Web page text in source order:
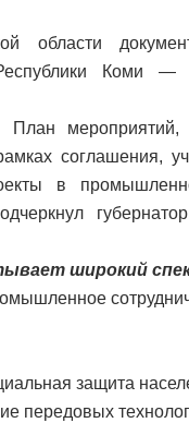
области
Коми —
План мероприятий,
соглашения,
в
широкий
защита
передовых